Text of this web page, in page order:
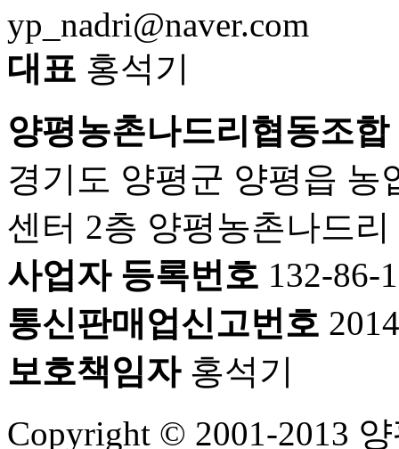
yp_nadri@naver.com
대표 홍석기
양평농촌나드리협동조합
경기도 양평군 양평읍 농
센터 2층 양평농촌나드리
사업자 등록번호 132-86-
통신판매업신고번호
보호책임자홍석기
Copyright © 2001-2013